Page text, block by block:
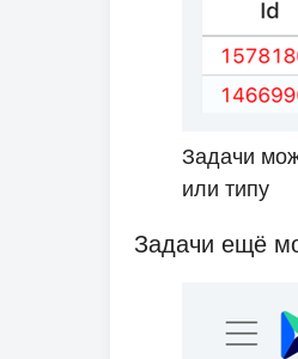
Задачи
или типу
Задачи ещё